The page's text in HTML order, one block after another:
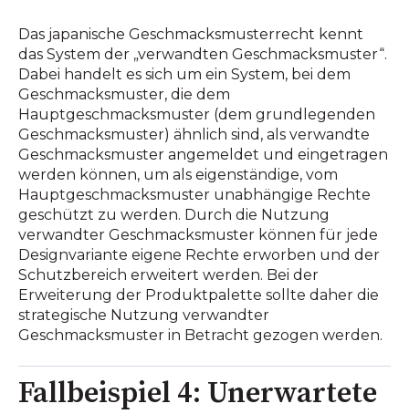
Das japanische Geschmacksmusterrecht kennt
das System der „verwandten Geschmacksmuster“.
Dabei handelt es sich um ein System, bei dem
Geschmacksmuster, die dem
Hauptgeschmacksmuster (dem grundlegenden
Geschmacksmuster) ähnlich sind, als verwandte
Geschmacksmuster angemeldet und eingetragen
werden können, um als eigenständige, vom
Hauptgeschmacksmuster unabhängige Rechte
geschützt zu werden. Durch die Nutzung
verwandter Geschmacksmuster können für jede
Designvariante eigene Rechte erworben und der
Schutzbereich erweitert werden. Bei der
Erweiterung der Produktpalette sollte daher die
strategische Nutzung verwandter
Geschmacksmuster in Betracht gezogen werden.
Fallbeispiel 4: Unerwartete